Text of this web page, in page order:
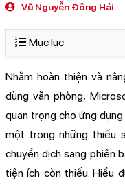
Vũ Nguyễn Đông Hải
Mục lục
Nhằm hoàn thiện và
dùng văn phòng,
quan trọng cho ứng
một trong những thiếu
chuyển dịch sang phiên
tiện ích còn thiếu. Hiểu